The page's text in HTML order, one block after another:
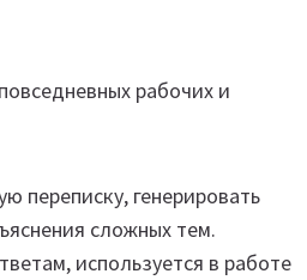
рабочих и
переписку, генерировать
сложных тем.
используется в работе